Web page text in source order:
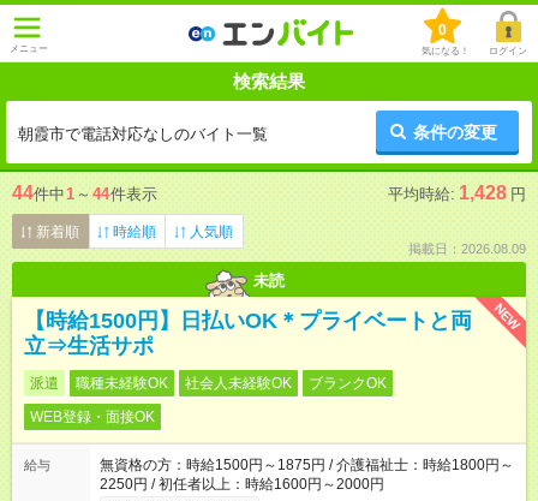
メニュー
0
気になる！ ログイン
検索結果
朝霞市で電話対応なしのバイト一覧 条件の変更
44件中1 ～ 44件表示 平均時給: 1,428 円
新着順 時給順 人気順
掲載日：2026.08.09
未読
NEW
【時給1500円】日払いOK＊プライベートと両
立⇒生活サポ
派遣 職種未経験OK 社会人未経験OK
ブランクOK
WEB登録・面接OK
給与
無資格の方：時給1500円～1875円 / 介護福祉士：時給1800円～
2250円 / 初任者以上：時給1600円～2000円